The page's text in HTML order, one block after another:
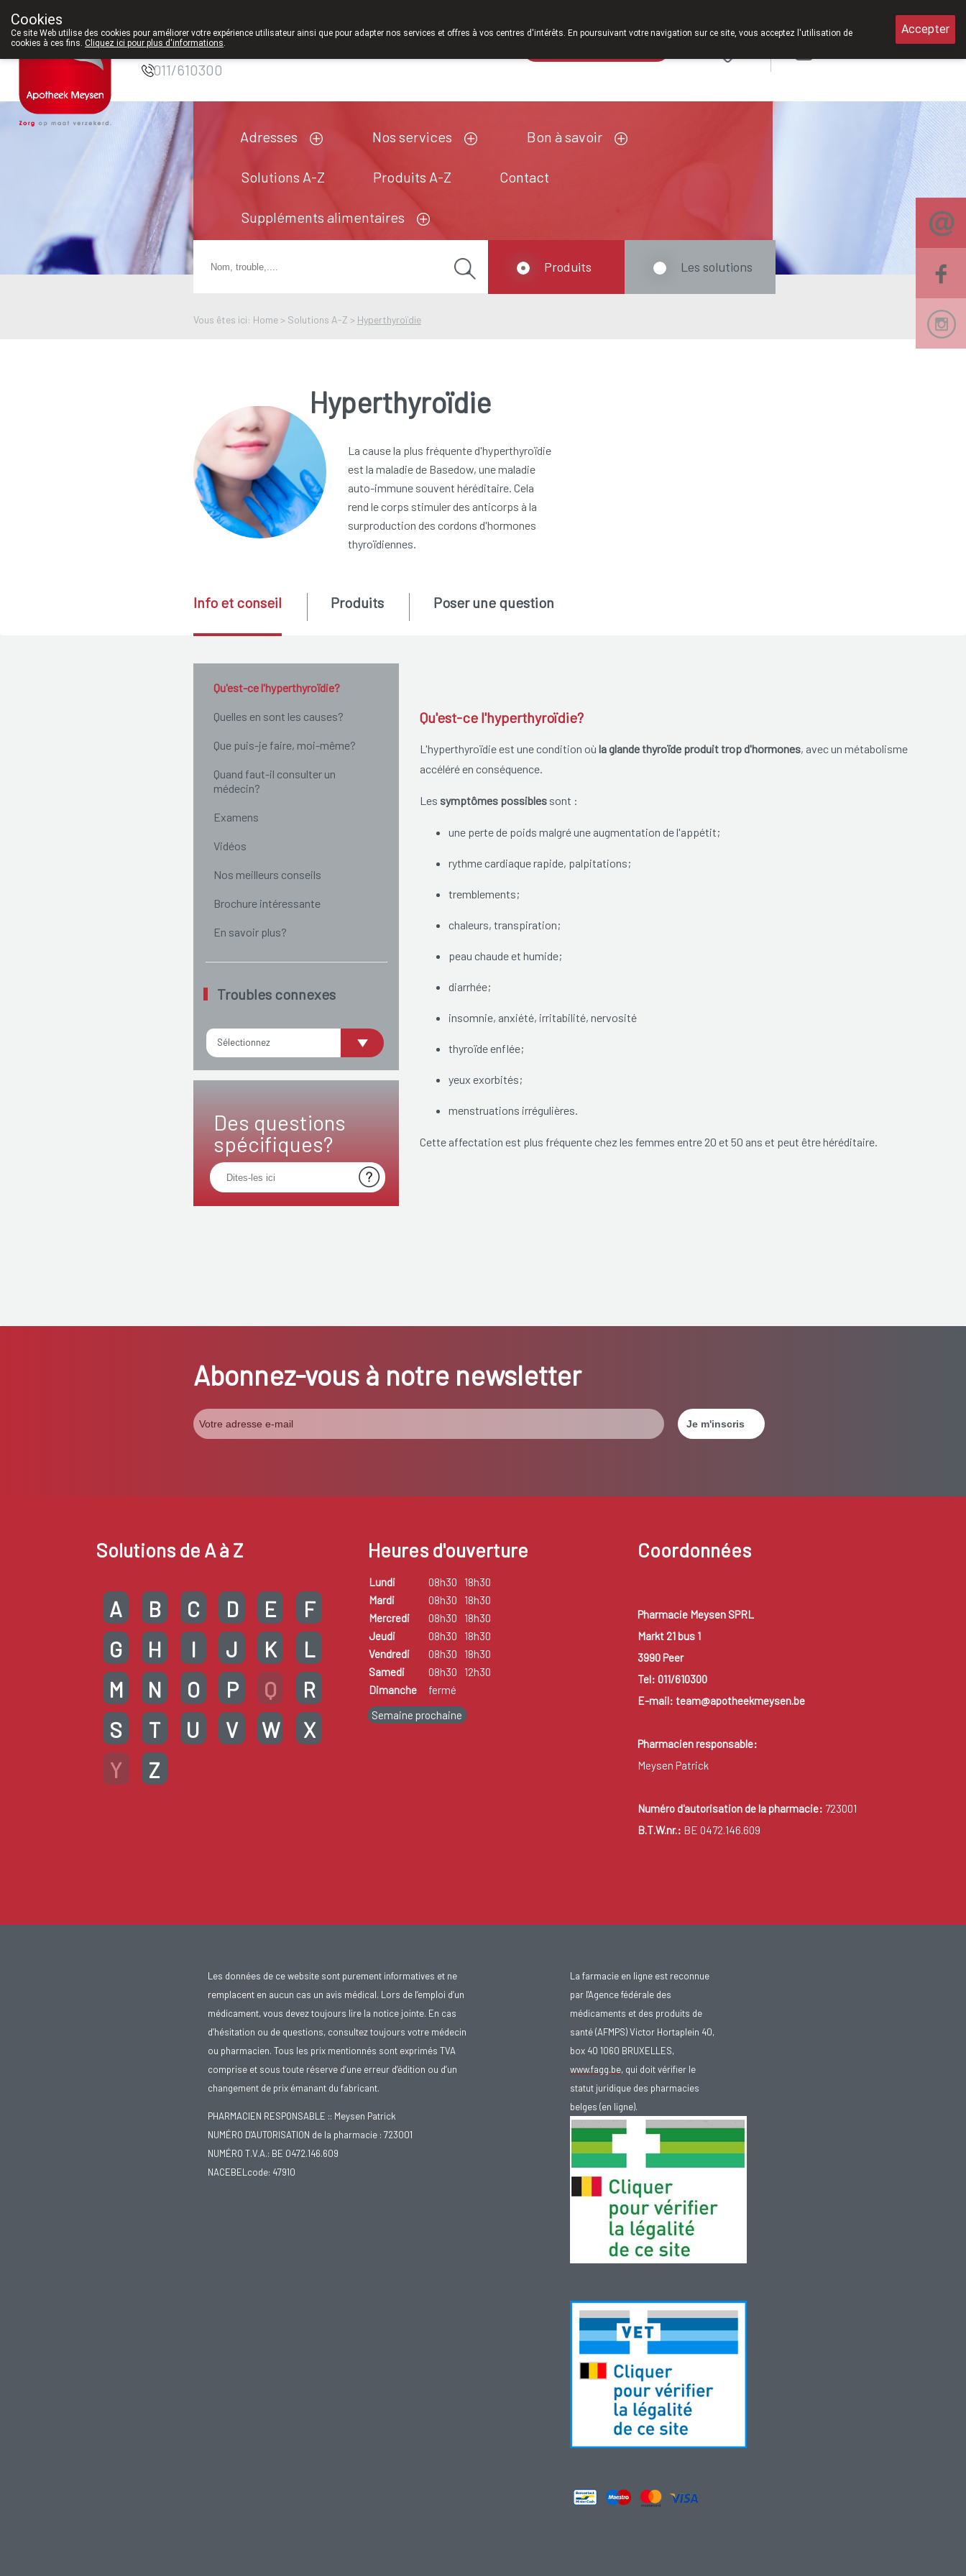
Pharmacie Meysen
SPRL
011/610300
Adresses Nos services Bon à savoir
Solutions A-Z Produits A-Z Contact
Suppléments alimentaires
Vous êtes ici: Home > Solutions A-Z > Hyperthyroïdie
Produits Les solutions
Hyperthyroïdie
La cause la plus fréquente d'hyperthyroïdie
est la maladie de Basedow, une maladie
auto-immune souvent héréditaire. Cela
rend le corps stimuler des anticorps à la
surproduction des cordons d'hormones
thyroïdiennes.
Qu'est-ce l'hyperthyroïdie?
Quelles en sont les causes?
Que puis-je faire, moi-même?
Quand faut-il consulter un
médecin?
Examens
Vidéos
Nos meilleurs conseils
Brochure intéressante
En savoir plus?
Troubles connexes
Sélectionnez
Des questions
spécifiques?
Info et conseil Produits Poser une question
Qu'est-ce l'hyperthyroïdie?
L'hyperthyroïdie est une condition où la glande thyroïde produit trop d'hormones, avec un métabolisme
accéléré en conséquence.
Les symptômes possiblessont :
une perte de poids malgré une augmentation de l'appétit;
rythme cardiaque rapide, palpitations;
tremblements;
chaleurs, transpiration;
peau chaude et humide;
diarrhée;
insomnie, anxiété, irritabilité, nervosité
thyroïde enflée;
yeux exorbités;
menstruations irrégulières.
Cette affectation est plus fréquente chez les femmes entre 20 et 50 ans et peut être héréditaire.
Abonnez-vous à notre newsletter
Solutions de A à Z
A B C D E
F
G
H I J K
L
M
N O P Q
R
S
T U V W
X
Y
Z
Heures d'ouverture
Lundi 08h30
18h30
Mardi
08h30
18h30
Mercredi
08h30
18h30
Jeudi
08h30
18h30
Vendredi
08h30
18h30
Samedi
08h30
12h30
Dimanche
fermé
Semaine prochaine
Coordonnées
Pharmacie Meysen SPRL
Markt 21 bus 1
3990 Peer
Tel: 011/610300
E-mail: team@apotheekmeysen.be
Pharmacien responsable:
Meysen Patrick
Numéro d'autorisation de la pharmacie: 723001
B.T.W.nr.: BE 0472.146.609
Les données de ce website sont purement informatives et ne
remplacent en aucun cas un avis médical. Lors de l’emploi d’un
médicament, vous devez toujours lire la notice jointe. En cas
d’hésitation ou de questions, consultez toujours votre médecin
ou pharmacien. Tous les prix mentionnés sont exprimés TVA
comprise et sous toute réserve d’une erreur d’édition ou d’un
changement de prix émanant du fabricant.
PHARMACIEN RESPONSABLE :: Meysen Patrick
NUMÉRO D'AUTORISATION de la pharmacie : 723001
NUMÉRO T.V.A.: BE 0472.146.609
NACEBELcode: 47910
La farmacie en ligne est reconnue
par l'Agence fédérale des
médicaments et des produits de
santé (AFMPS) Victor Hortaplein 40,
box 40 1060 BRUXELLES,
www.fagg.be, qui doit vérifier le
statut juridique des pharmacies
belges (en ligne).
Cookies
Ce site Web utilise des cookies pour améliorer votre expérience utilisateur ainsi que pour adapter nos services et offres à vos centres d'intérêts. En poursuivant votre navigation sur ce site, vous acceptez l'utilisation de
cookies à ces fins. Cliquez ici pour plus d'informations.
Accepter